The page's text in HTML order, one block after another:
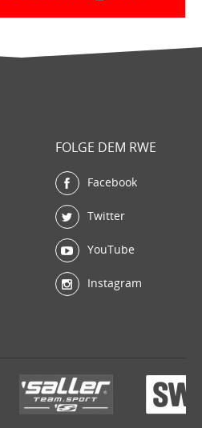
FOLGE DEM RWE
Facebook
Twitter
YouTube
Instagram